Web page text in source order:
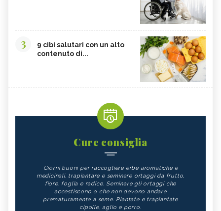
3
9 cibi salutari con un alto
contenuto di...
Cure consiglia
Giorni buoni per raccogliere erbe aromatiche e
medicinali, trapiantare e seminare ortaggi da frutto,
fiore, foglia e radice. Seminare gli ortaggi che
accestiscono o che non devono andare
prematuramente a seme. Piantate e trapiantate
cipolle, aglio e porro.